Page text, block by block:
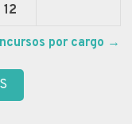
12
por cargo →